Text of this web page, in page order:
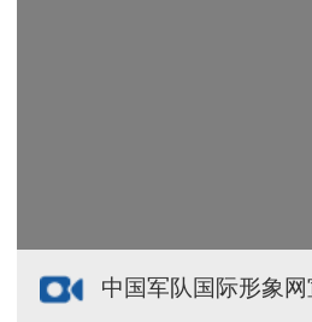
中国军队国际形象网